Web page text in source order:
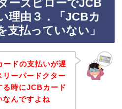
ーズピローでJCB
理由３．「JCBカ
支払っていない」
ドの支払いが遅
ーパードクター
る時にJCBカード
なんですよね